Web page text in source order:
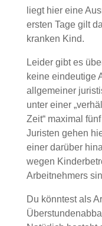
liegt hier eine
ersten Tage gilt
kranken Kind.
Leider gibt es
keine eindeutige
allgemeiner
unter einer
Zeit“ maximal
Juristen gehen
einer darüber
wegen
Arbeitnehmers
Du könntest als